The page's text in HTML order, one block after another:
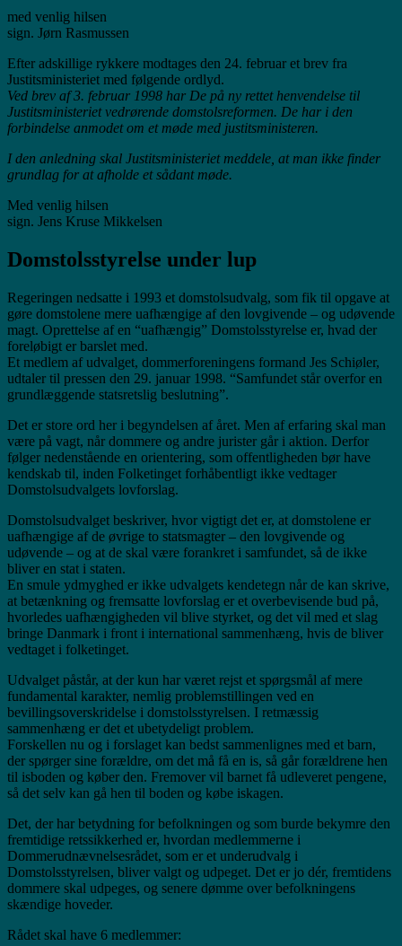
med venlig hilsen
sign. Jørn Rasmussen
Efter adskillige rykkere modtages den 24. februar et brev fra
Justitsministeriet med følgende ordlyd.
Ved brev af 3. februar 1998 har De på ny rettet henvendelse til
Justitsministeriet vedrørende domstolsreformen. De har i den
forbindelse anmodet om et møde med justitsministeren.
I den anledning skal Justitsministeriet meddele, at man ikke finder
grundlag for at afholde et sådant møde.
Med venlig hilsen
sign. Jens Kruse Mikkelsen
Domstolsstyrelse under lup
Regeringen nedsatte i 1993 et domstolsudvalg, som fik til opgave at
gøre domstolene mere uafhængige af den lovgivende – og udøvende
magt. Oprettelse af en “uafhængig” Domstolsstyrelse er, hvad der
foreløbigt er barslet med.
Et medlem af udvalget, dommerforeningens formand Jes Schiøler,
udtaler til pressen den 29. januar 1998. “Samfundet står overfor en
grundlæggende statsretslig beslutning”.
Det er store ord her i begyndelsen af året. Men af erfaring skal man
være på vagt, når dommere og andre jurister går i aktion. Derfor
følger nedenstående en orientering, som offentligheden bør have
kendskab til, inden Folketinget forhåbentligt ikke vedtager
Domstolsudvalgets lovforslag.
Domstolsudvalget beskriver, hvor vigtigt det er, at domstolene er
uafhængige af de øvrige to statsmagter – den lovgivende og
udøvende – og at de skal være forankret i samfundet, så de ikke
bliver en stat i staten.
En smule ydmyghed er ikke udvalgets kendetegn når de kan skrive,
at betænkning og fremsatte lovforslag er et overbevisende bud på,
hvorledes uafhængigheden vil blive styrket, og det vil med et slag
bringe Danmark i front i international sammenhæng, hvis de bliver
vedtaget i folketinget.
Udvalget påstår, at der kun har været rejst et spørgsmål af mere
fundamental karakter, nemlig problemstillingen ved en
bevillingsoverskridelse i domstolsstyrelsen. I retmæssig
sammenhæng er det et ubetydeligt problem.
Forskellen nu og i forslaget kan bedst sammenlignes med et barn,
der spørger sine forældre, om det må få en is, så går forældrene hen
til isboden og køber den. Fremover vil barnet få udleveret pengene,
så det selv kan gå hen til boden og købe iskagen.
Det, der har betydning for befolkningen og som burde bekymre den
fremtidige retssikkerhed er, hvordan medlemmerne i
Dommerudnævnelsesrådet, som er et underudvalg i
Domstolsstyrelsen, bliver valgt og udpeget. Det er jo dér, fremtidens
dommere skal udpeges, og senere dømme over befolkningens
skændige hoveder.
Rådet skal have 6 medlemmer: